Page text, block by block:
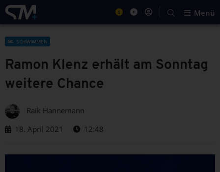
Menü
SCHWIMMEN
Ramon Klenz erhält am Sonntag
weitere Chance
Raik Hannemann
18. April 2021
12:48